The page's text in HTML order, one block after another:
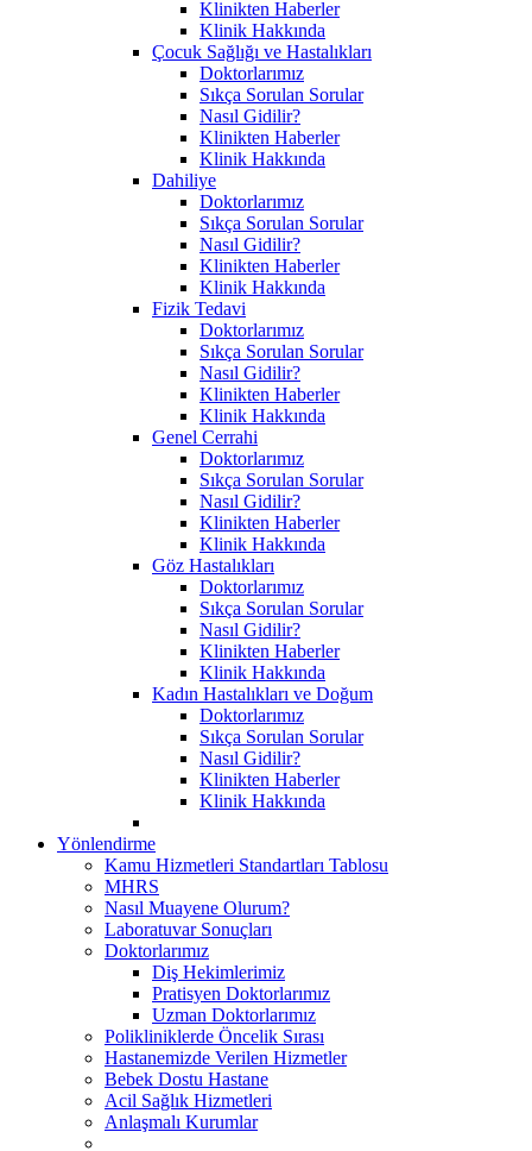
Klinikten Haberler
Klinik Hakkında
Çocuk Sağlığı ve Hastalıkları
Doktorlarımız
Sıkça Sorulan Sorular
Nasıl Gidilir?
Klinikten Haberler
Klinik Hakkında
Dahiliye
Doktorlarımız
Sıkça Sorulan Sorular
Nasıl Gidilir?
Klinikten Haberler
Klinik Hakkında
Fizik Tedavi
Doktorlarımız
Sıkça Sorulan Sorular
Nasıl Gidilir?
Klinikten Haberler
Klinik Hakkında
Genel Cerrahi
Doktorlarımız
Sıkça Sorulan Sorular
Nasıl Gidilir?
Klinikten Haberler
Klinik Hakkında
Göz Hastalıkları
Doktorlarımız
Sıkça Sorulan Sorular
Nasıl Gidilir?
Klinikten Haberler
Klinik Hakkında
Kadın Hastalıkları ve Doğum
Doktorlarımız
Sıkça Sorulan Sorular
Nasıl Gidilir?
Klinikten Haberler
Klinik Hakkında
Yönlendirme
Kamu Hizmetleri Standartları Tablosu
MHRS
Nasıl Muayene Olurum?
Laboratuvar Sonuçları
Doktorlarımız
Diş Hekimlerimiz
Pratisyen Doktorlarımız
Uzman Doktorlarımız
Polikliniklerde Öncelik Sırası
Hastanemizde Verilen Hizmetler
Bebek Dostu Hastane
Acil Sağlık Hizmetleri
Anlaşmalı Kurumlar